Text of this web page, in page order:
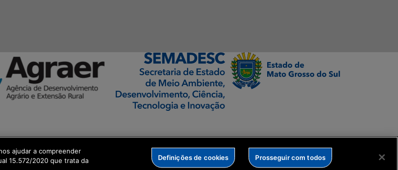
ajudar a compreender
15.572/2020 que trata da
Definições de cookies Prosseguir com todos